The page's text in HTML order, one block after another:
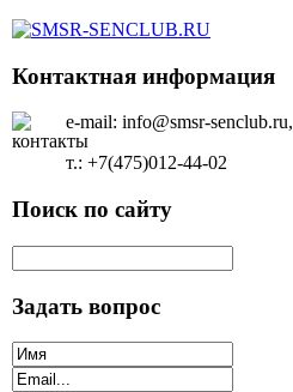
Контактная информация
e-mail: info@smsr-senclub.ru,
т.: +7(475)012-44-02
Поиск по сайту
Задать вопрос